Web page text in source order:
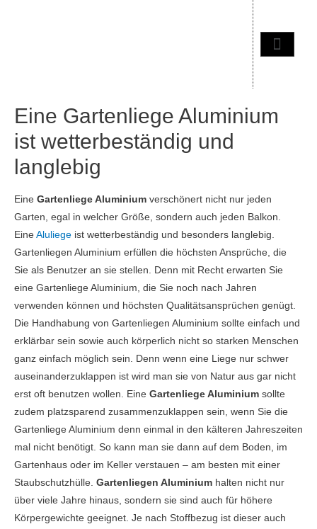
Eine Gartenliege Aluminium
ist wetterbeständig und
langlebig
Eine Gartenliege Aluminium verschönert nicht nur jeden
Garten, egal in welcher Größe, sondern auch jeden Balkon.
Eine Aluliege ist wetterbeständig und besonders langlebig.
Gartenliegen Aluminium erfüllen die höchsten Ansprüche, die
Sie als Benutzer an sie stellen. Denn mit Recht erwarten Sie
eine Gartenliege Aluminium, die Sie noch nach Jahren
verwenden können und höchsten Qualitätsansprüchen genügt.
Die Handhabung von Gartenliegen Aluminium sollte einfach und
erklärbar sein sowie auch körperlich nicht so starken Menschen
ganz einfach möglich sein. Denn wenn eine Liege nur schwer
auseinanderzuklappen ist wird man sie von Natur aus gar nicht
erst oft benutzen wollen. Eine Gartenliege Aluminium sollte
zudem platzsparend zusammenzuklappen sein, wenn Sie die
Gartenliege Aluminium denn einmal in den kälteren Jahreszeiten
mal nicht benötigt. So kann man sie dann auf dem Boden, im
Gartenhaus oder im Keller verstauen – am besten mit einer
Staubschutzhülle. Gartenliegen Aluminium halten nicht nur
über viele Jahre hinaus, sondern sie sind auch für höhere
Körpergewichte geeignet. Je nach Stoffbezug ist dieser auch